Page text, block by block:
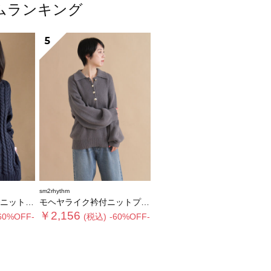
ランキング
ーバー
5
sm2rhythm
モヘヤライク衿付ニットプルオーバー
￥2,156 (税込) -60%OFF-